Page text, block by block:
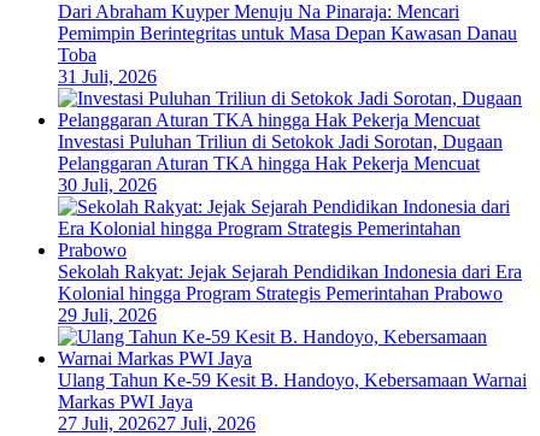
Dari Abraham Kuyper Menuju Na Pinaraja: Mencari
Pemimpin Berintegritas untuk Masa Depan Kawasan Danau
Toba
31 Juli, 2026
Investasi Puluhan Triliun di Setokok Jadi Sorotan, Dugaan
Pelanggaran Aturan TKA hingga Hak Pekerja Mencuat
30 Juli, 2026
Sekolah Rakyat: Jejak Sejarah Pendidikan Indonesia dari Era
Kolonial hingga Program Strategis Pemerintahan Prabowo
29 Juli, 2026
Ulang Tahun Ke-59 Kesit B. Handoyo, Kebersamaan Warnai
Markas PWI Jaya
27 Juli, 202627 Juli, 2026